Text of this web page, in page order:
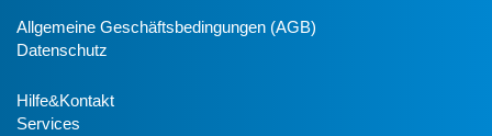
Allgemeine Geschäftsbedingungen (AGB)
Datenschutz
Hilfe&Kontakt
Services